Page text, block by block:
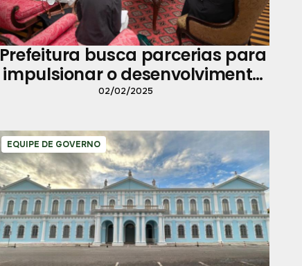
Prefeitura busca parcerias para
impulsionar o desenvolvimento
em Belém
02/02/2025
EQUIPE DE GOVERNO